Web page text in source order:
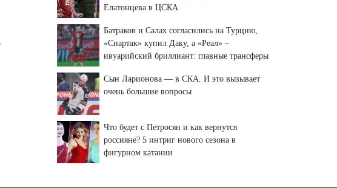
.
Елатонцева в ЦСКА
Батраков и Салах согласились на Турцию,
«Спартак» купил Даку, а «Реал» –
ивуарийский бриллиант: главные трансферы
Сын Ларионова — в СКА. И это вызывает
очень большие вопросы
Что будет с Петросян и как вернутся
россияне? 5 интриг нового сезона в
фигурном катании